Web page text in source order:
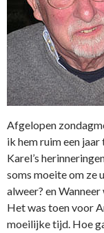
Afgelopen
ik hem ruim een
Karel’s
soms moeite om ze
alweer? en
Het was toen voor
moeilijke tijd. Hoe